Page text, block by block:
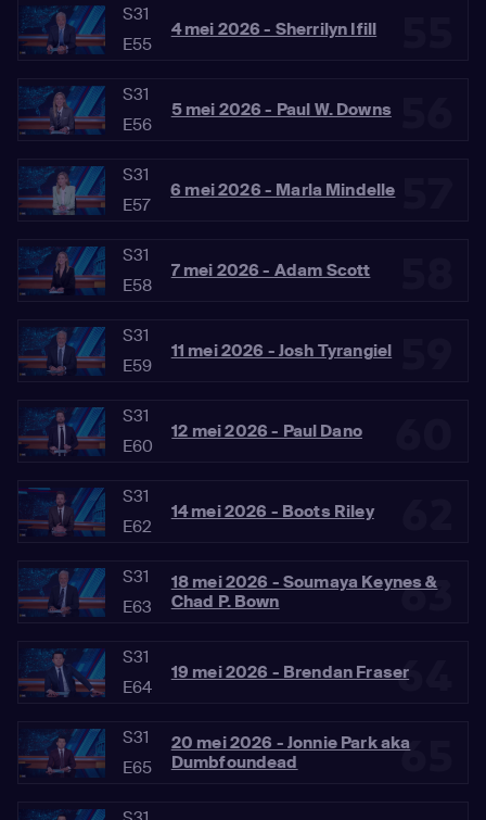
S31
E55
4 mei 2026 - Sherrilyn Ifill
S31
E56
5 mei 2026 - Paul W. Downs
S31
E57
6 mei 2026 - Marla Mindelle
S31
E58
7 mei 2026 - Adam Scott
S31
E59
11 mei 2026 - Josh Tyrangiel
S31
E60
12 mei 2026 - Paul Dano
S31
E62
14 mei 2026 - Boots Riley
63
S31
E63
18 mei 2026 - Soumaya Keynes &
Chad P. Bown
64
S31
E64
19 mei 2026 - Brendan Fraser
65
S31
E65
20 mei 2026 - Jonnie Park aka
Dumbfoundead